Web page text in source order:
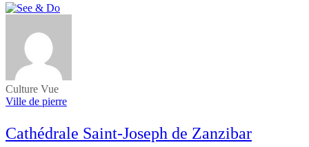
Culture Vue
Ville de pierre
Cathédrale Saint-Joseph de Zanzibar